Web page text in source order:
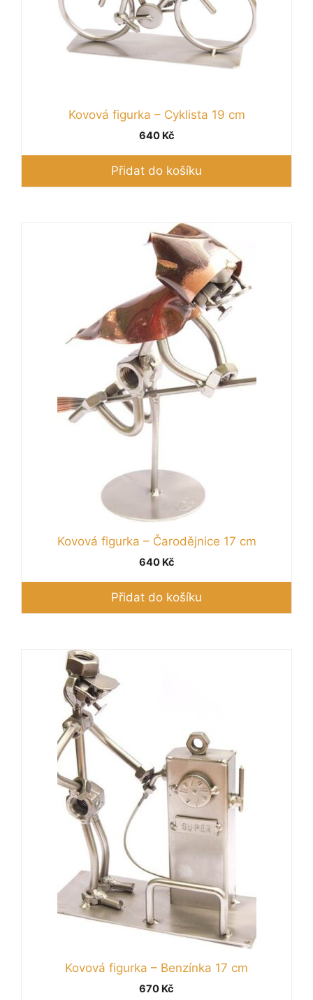
Kovová figurka – Cyklista 19 cm
640 Kč
Přidat do košíku
Kovová figurka – Čarodějnice 17 cm
640 Kč
Přidat do košíku
Kovová figurka – Benzínka 17 cm
670 Kč